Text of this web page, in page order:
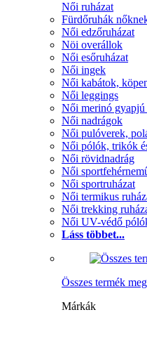
Női ruházat
Fürdőruhák
Női edzőruházat
Nöi overállok
Női esőruházat
Női ingek
Női kabátok,
Női leggings
Női merinó gyapjú
Női nadrágok
Női pulóverek,
Női pólók, trikók
Női rövidnadrág
Női
Női sportruházat
Női termikus
Női trekking
Női UV-védő
Láss többet...
Összes termék
Márkák